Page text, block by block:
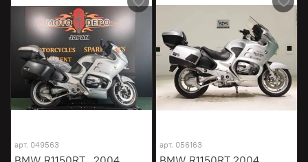
арт. 049563 арт. 056163